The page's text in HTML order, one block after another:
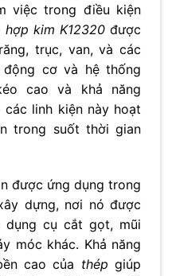
việc trong điều kiện
hợp kim K12320 được
trục, van, và các
cơ và hệ thống
cao và khả năng
các linh kiện này hoạt
trong suốt thời gian
được ứng dụng trong
dựng, nơi nó được
cụ cắt gọt, mũi
móc khác. Khả năng
cao của thép giúp